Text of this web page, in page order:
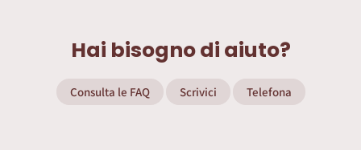
Hai bisogno di aiuto?
Consulta le FAQ Scrivici Telefona